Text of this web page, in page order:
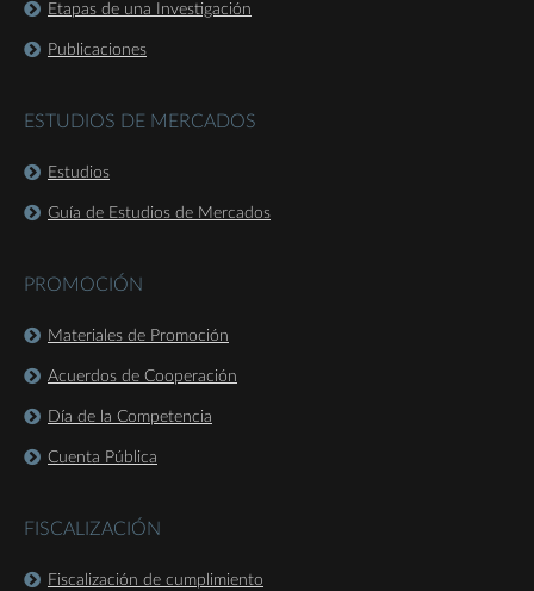
Etapas de una Investigación
Publicaciones
ESTUDIOS DE MERCADOS
Estudios
Guía de Estudios de Mercados
PROMOCIÓN
Materiales de Promoción
Acuerdos de Cooperación
Día de la Competencia
Cuenta Pública
FISCALIZACIÓN
Fiscalización de cumplimiento